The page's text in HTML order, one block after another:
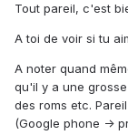
Tout pareil, c'est
A toi de voir si tu
A noter quand
qu'il y a une
des roms etc.
(Google phone ->